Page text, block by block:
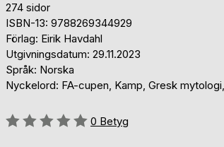
274 sidor
ISBN-13: 9788269344929
Förlag: Eirik Havdahl
Utgivningsdatum: 29.11.2023
Språk: Norska
Nyckelord: FA-cupen, Kamp, Gresk
Betyg::
0 Betyg